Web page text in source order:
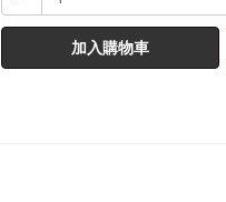
加入購物車